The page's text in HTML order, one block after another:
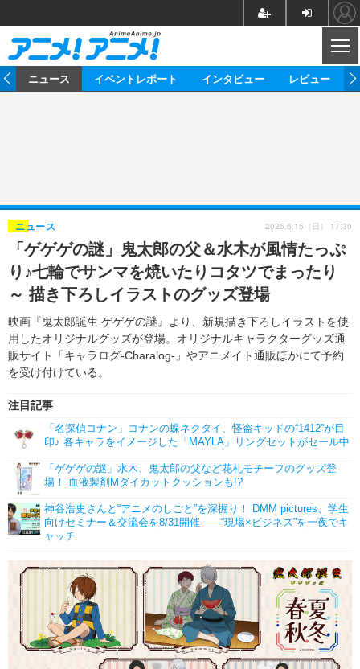
ゲーム グッズ
イベント 海外
海外イベント ビジネス
俳優・タレント アーティスト
ビジネス
アニメ 実写
書評 イベント
ゲーム 座談会
動画
アニメ 映画/ドラマ
アニメ！アニメ！TV ABEMA Cafe
連載・コラム
ニュース イベントレポート インタビュー レビュー
「ゲゲゲの謎」鬼太郎の父＆水木が風情たっぷ
り♪七輪でサンマを焼いたりコタツでまったり
～ 描き下ろしイラストのグッズ登場
映画『鬼太郎誕生 ゲゲゲの謎』より、新規描き下ろしイラストを使
用したオリジナルグッズが登場。オリジナルキャラクターグッズ通
販サイト「キャラログ-Charalog-」やアニメイト通販ほかにて予約
を受け付けている。
ニュース
注目記事
「名探偵コナン」コナンの蝶ネクタイ、怪盗キッドの“1412”が目
印♪ 各キャラをイメージした「MAYLA」リングセットがセール中
「ゲゲゲの謎」水木、鬼太郎の父など花札モチーフのグッズ登
場！ 血液製剤Mダイカットクッションも!?
神谷浩史さんと“アニメのしごと”を深掘り！ DMM pictures、学生
向けセミナー＆交流会を8/31開催――“現場×ビジネス”を一夜でキ
ャッチ
2025.6.15（日） 17:30